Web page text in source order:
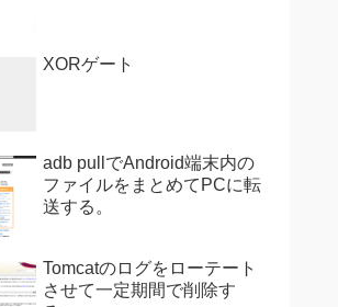
XORゲート
adb pullでAndroid端末内の
ファイルをまとめてPCに転
送する。
Tomcatのログをローテート
させて一定期間で削除す